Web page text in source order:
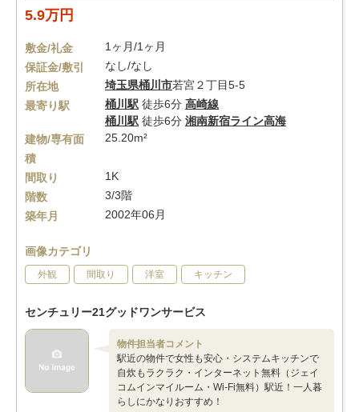
5.9万円
敷金/礼金
1ヶ月/1ヶ月
保証金/敷引
なし/なし
所在地
埼玉県桶川市若宮２丁目5-5
最寄り駅
桶川駅 徒歩6分 高崎線
桶川駅 徒歩6分 湘南新宿ライン高海
建物/専有面
積
25.20m²
間取り
1K
階数
3/3階
築年月
2002年06月
画像カテゴリ
外観 間取り 洋室 キッチン
センチュリー21グッドワンサービス
物件担当者コメント
駅近の物件で女性も安心・システムキッチンで
自炊もラクラク・インターネット無料（ジェイ
コムインマイルーム・Wi-Fi無料）駅近！一人暮
らしにかなりおすすめ！